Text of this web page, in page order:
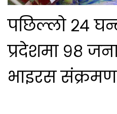
पछिल्लो २४
प्रदेशमा ९८
भाइरस